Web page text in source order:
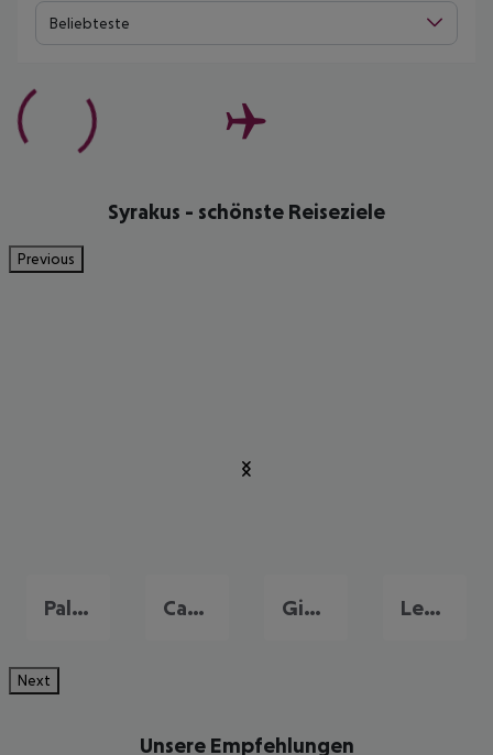
Beliebteste
Syrakus - schönste Reiseziele
Previous
Palermo Catania Giardini-Naxos Letojanni
Next
Unsere Empfehlungen